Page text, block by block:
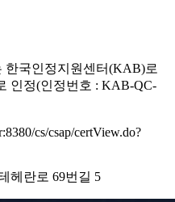
국인정지원센터(KAB)로
인정(인정번호 : KAB-QC-
cs/csap/certView.do?
헤란로 69번길 5